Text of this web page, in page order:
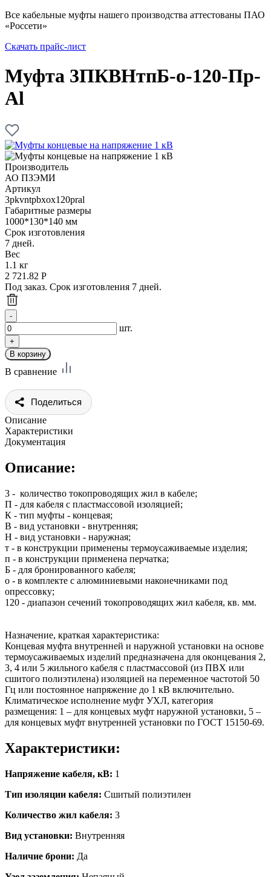
Все кабельные муфты нашего производства аттестованы ПАО
«Россети»
Скачать прайс-лист
Муфта 3ПКВНтпБ-о-120-Пр-
Al
Производитель
АО ПЗЭМИ
Артикул
3pkvntpbxox120pral
Габаритные размеры
1000*130*140 мм
Срок изготовления
7 дней.
Вес
1.1 кг
2 721.82 Р
Под заказ. Срок изготовления 7 дней.
шт.
В сравнение
Поделиться
Описание
Характеристики
Документация
Описание:
3 - количество токопроводящих жил в кабеле;
П - для кабеля с пластмассовой изоляцией;
К - тип муфты - концевая;
В - вид установки - внутренняя;
Н - вид установки - наружная;
т - в конструкции применены термоусаживаемые изделия;
п - в конструкции применена перчатка;
Б - для бронированного кабеля;
о - в комплекте с алюминиевыми наконечниками под
опрессовку;
120 - диапазон сечений токопроводящих жил кабеля, кв. мм.
Назначение, краткая характеристика:
Концевая муфта внутренней и наружной установки на основе
термоусаживаемых изделий предназначена для оконцевания 2,
3, 4 или 5 жильного кабеля с пластмассовой (из ПВХ или
сшитого полиэтилена) изоляцией на переменное частотой 50
Гц или постоянное напряжение до 1 кВ включительно.
Климатическое исполнение муфт УХЛ, категория
размещения: 1 – для концевых муфт наружной установки, 5 –
для концевых муфт внутренней установки по ГОСТ 15150-69.
Характеристики:
Напряжение кабеля, кВ: 1
Тип изоляции кабеля: Сшитый полиэтилен
Количество жил кабеля: 3
Вид установки: Внутренняя
Наличие брони: Да